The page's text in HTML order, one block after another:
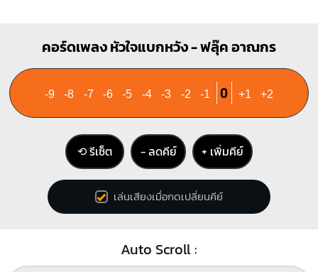
คอร์ดเพลง หัวใจแบกหวัง - ฟลุ๊ค อาณกร
-9 -8 -7 -6 -5 -4 -3 -2 -1 0 +1 +2
⟲ รีเซ็ต − ลดคีย์ + เพิ่มคีย์
เล่นเสียงเมื่อกดเปลี่ยนคีย์
Auto Scroll :